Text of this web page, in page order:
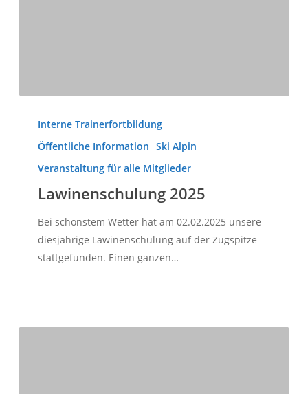
2025Interne Trainerfortbildung
Öffentliche Information Ski Alpin
Veranstaltung für alle Mitglieder
Lawinenschulung 2025
Bei schönstem Wetter hat am 02.02.2025 unsere
diesjährige Lawinenschulung auf der Zugspitze
stattgefunden. Einen ganzen…